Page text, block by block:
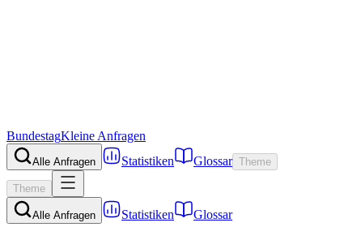
BundestagKleine Anfragen
Alle Anfragen Statistiken Glossar Theme
Theme
Alle Anfragen Statistiken Glossar